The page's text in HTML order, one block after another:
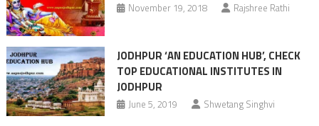
November 19, 2018 Rajshree Rathi
JODHPUR ‘AN EDUCATION HUB’, CHECK
TOP EDUCATIONAL INSTITUTES IN
JODHPUR
June 5, 2019 Shwetang Singhvi